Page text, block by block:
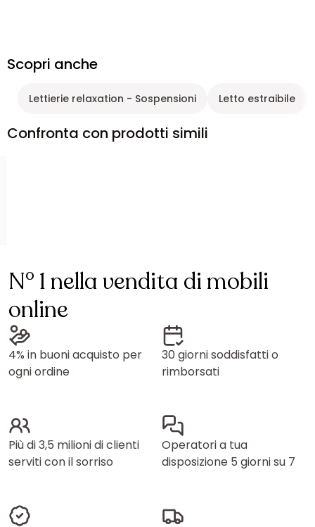
Scopri anche
Lettierie relaxation - Sospensioni Letto estraibile
Confronta con prodotti simili
N° 1 nella vendita di mobili
online
4% in buoni acquisto per
ogni ordine
30 giorni soddisfatti o
rimborsati
Più di 3,5 milioni di clienti
serviti con il sorriso
Operatori a tua
disposizione 5 giorni su 7